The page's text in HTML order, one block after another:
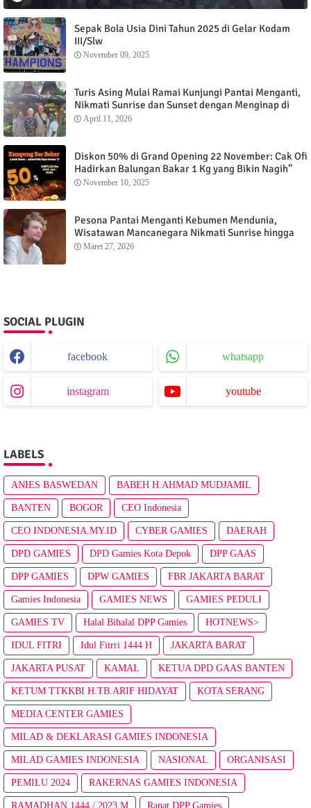
Sepak Bola Usia Dini Tahun 2025 di Gelar Kodam
III/Slw
November 09, 2025
Turis Asing Mulai Ramai Kunjungi Pantai Menganti,
Nikmati Sunrise dan Sunset dengan Menginap di
Menganti Cottage
April 11, 2026
Diskon 50% di Grand Opening 22 November: Cak Ofi
Hadirkan Balungan Bakar 1 Kg yang Bikin Nagih”
November 10, 2025
Pesona Pantai Menganti Kebumen Mendunia,
Wisatawan Mancanegara Nikmati Sunrise hingga
Sunset dari Menganti Cottage
Maret 27, 2026
SOCIAL PLUGIN
facebook whatsapp
instagram youtube
LABELS
ANIES BASWEDAN BABEH H.AHMAD MUDJAMIL
BANTEN BOGOR CEO Indonesia
CEO INDONESIA.MY.ID CYBER GAMIES DAERAH
DPD GAMIES DPD Gamies Kota Depok DPP GAAS
DPP GAMIES DPW GAMIES FBR JAKARTA BARAT
Gamies Indonesia GAMIES NEWS GAMIES PEDULI
GAMIES TV Halal Bihalal DPP Gamies HOTNEWS>
IDUL FITRI Idul Fitrri 1444 H JAKARTA BARAT
JAKARTA PUSAT KAMAL KETUA DPD GAAS BANTEN
KETUM TTKKBI H.TB.ARIF HIDAYAT KOTA SERANG
MEDIA CENTER GAMIES
MILAD & DEKLARASI GAMIES INDONESIA
MILAD GAMIES INDONESIA NASIONAL ORGANISASI
PEMILU 2024 RAKERNAS GAMIES INDONESIA
RAMADHAN 1444 / 2023 M Rapat DPP Gamies